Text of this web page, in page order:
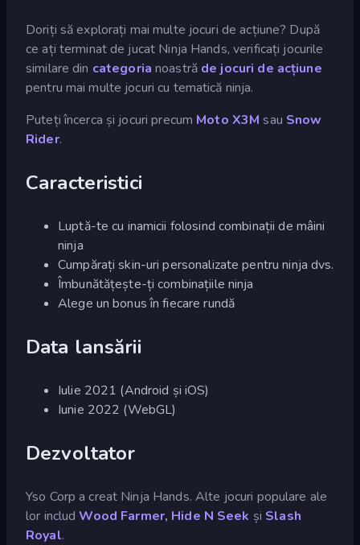
Doriți să explorați mai multe jocuri de acțiune? După
ce ați terminat de jucat Ninja Hands, verificați jocurile
similare din categoria noastră de jocuri de acțiune
pentru mai multe jocuri cu tematică ninja.
Puteți încerca și jocuri precum Moto X3M sau Snow
Rider.
Caracteristici
Luptă-te cu inamicii folosind combinații de mâini
ninja
Cumpărați skin-uri personalizate pentru ninja dvs.
Îmbunătățește-ți combinațiile ninja
Alege un bonus în fiecare rundă
Data lansării
Iulie 2021 (Android și iOS)
Iunie 2022 (WebGL)
Dezvoltator
Yso Corp a creat Ninja Hands. Alte jocuri populare ale
lor includWood Farmer, Hide N Seek și Slash
Royal.